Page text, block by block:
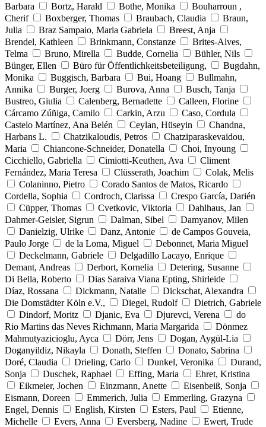
Barbara
Bortz, Harald Bothe, Monika
Bouharroun ,
Cherif
Boxberger, Thomas Braubach, Claudia
Braun,
Julia
Braz Sampaio, Maria Gabriela
Breest, Anja
Brendel, Kathleen
Brinkmann, Constanze
Brites-Alves,
Telma
Bruno, Mirella Budde, Cornelia
Bühler, Nils
Bünger, Ellen
Büro für Öffentlichkeitsbeteiligung,
Bugdahn,
Monika
Buggisch, Barbara Bui, Hoang
Bullmahn,
Annika
Burger, Joerg Burova, Anna
Busch, Tanja
Bustreo, Giulia
Calenberg, Bernadette
Calleen, Florine
Cárcamo Zúñiga, Camilo
Carkin, Arzu
Caso, Cordula
Castelo Martínez, Ana Belén
Ceylan, Hüseyin
Chandna,
Harbans L.
Chatzikaloudis, Petros
Chatziparaskevaidou,
Maria
Chiancone-Schneider, Donatella
Choi, Inyoung
Cicchiello, Gabriella
Cimiotti-Keuthen, Ava
Climent
Fernández, Maria Teresa
Clüsserath, Joachim
Colak, Melis
Colaninno, Pietro
Corado Santos de Matos, Ricardo
Cordella, Sophia
Cordroch, Clarissa
Crespo García, Darién
Cüpper, Thomas
Cvetkovic, Viktoria
Dahlhaus, Jan
Dahmer-Geisler, Sigrun
Dalman, Sibel
Damyanov, Milen
Danielzig, Ulrike
Danz, Antonie
de Campos Gouveia,
Paulo Jorge
de la Loma, Miguel
Debonnet, Maria Miguel
Deckelmann, Gabriele
Delgadillo Lacayo, Enrique
Demant, Andreas
Derbort, Kornelia
Detering, Susanne
Di Bella, Roberto
Dias Saraiva Viana Epting, Shirleide
Díaz, Rossana
Dickmann, Natalie
Dickschat, Alexandra
Die Domstädter Köln e.V.,
Diegel, Rudolf
Dietrich, Gabriele
Dindorf, Moritz
Djanic, Eva Djurevci, Verena
do
Rio Martins das Neves Richmann, Maria Margarida
Dönmez
Mahmutyazicioglu, Ayca
Dörr, Jens
Dogan, Aygül-Lia
Doganyildiz, Nikayla
Donath, Steffen
Donato, Sabrina
Doré, Claudia
Drieling, Carlo Dunkel, Veronika
Durand,
Sonja
Duschek, Raphael Effing, Maria
Ehret, Kristina
Eikmeier, Jochen
Einzmann, Anette
Eisenbeiß, Sonja
Eismann, Doreen
Emmerich, Julia
Emmerling, Grazyna
Engel, Dennis
English, Kirsten Esters, Paul
Etienne,
Michelle
Evers, Anna Eversberg, Nadine
Ewert, Trude